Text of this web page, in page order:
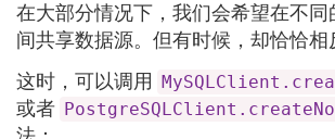
在大部分情况下，我们会希望在不同
间共享数据源。但有时候，却恰恰相
这时，可以调用
或者
法：